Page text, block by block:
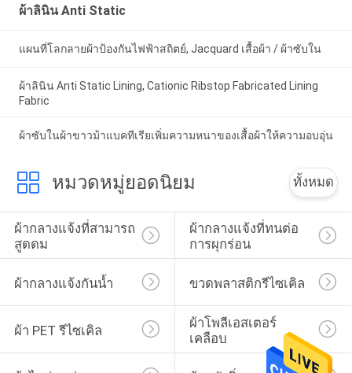
ผ้าลินิน Anti Static
แผนที่โลกลายผ้าป้องกันไฟฟ้าสถิตย์, Jacquard เสื้อผ้า / ผ้าซับใน
ผ้าลินิน Anti Static Lining, Cationic Ribstop Fabricated Lining
Fabric
ผ้าซับในผ้าขาวม้าแบคทีเรียเพิ่มความหนาของเสื้อผ้าให้ความอบอุ่น
หมวดหมู่ยอดนิยม ทั้งหมด
ผ้ากลางแจ้งที่สามารถ
สูดดม
ผ้ากลางแจ้งที่ทนต่อ
การผุกร่อน
ผ้ากลางแจ้งกันน้ำ ขวดพลาสติกรีไซเคิล
ผ้า PET รีไซเคิล
ผ้าโพลีเอสเตอร์
เคลือบ